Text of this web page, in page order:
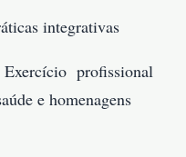
integrativas
profissional
e homenagens